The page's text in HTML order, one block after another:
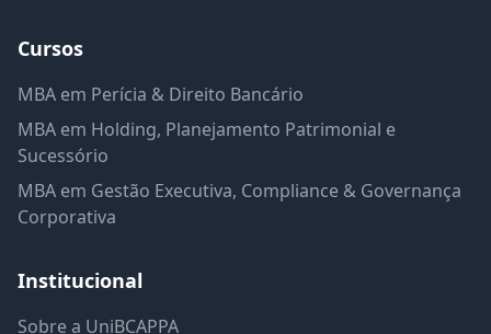
Cursos
MBA em Perícia & Direito Bancário
MBA em Holding, Planejamento Patrimonial e
Sucessório
MBA em Gestão Executiva, Compliance & Governança
Corporativa
Institucional
Sobre a UniBCAPPA